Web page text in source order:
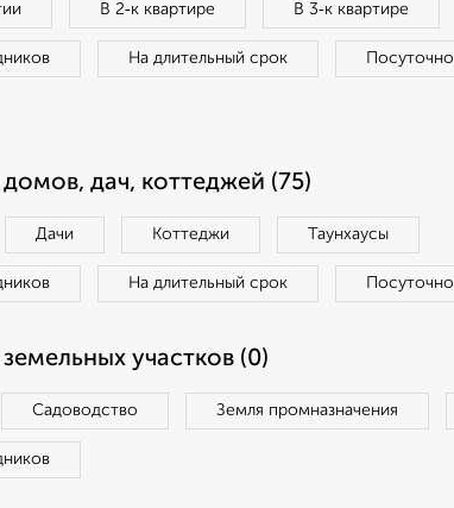
В 2‑к квартире В 3‑к квартире
На длительный срок Посуточно
дач, коттеджей (75)
Дачи Коттеджи Таунхаусы
На длительный срок Посуточно
участков (0)
Садоводство Земля промназначения